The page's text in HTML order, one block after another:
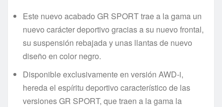
Este nuevo acabado GR SPORT trae a la gama un
nuevo carácter deportivo gracias a su nuevo frontal,
su suspensión rebajada y unas llantas de nuevo
diseño en color negro.
Disponible exclusivamente en versión AWD-i,
hereda el espíritu deportivo característico de las
versiones GR SPORT, que traen a la gama la